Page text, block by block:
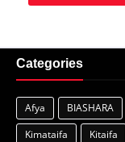
Categories
Afya BIASHARA
Kimataifa
Kitaifa